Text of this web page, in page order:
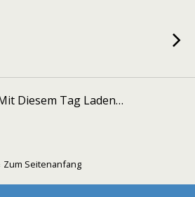
Diesem Tag Laden…
Zum Seitenanfang